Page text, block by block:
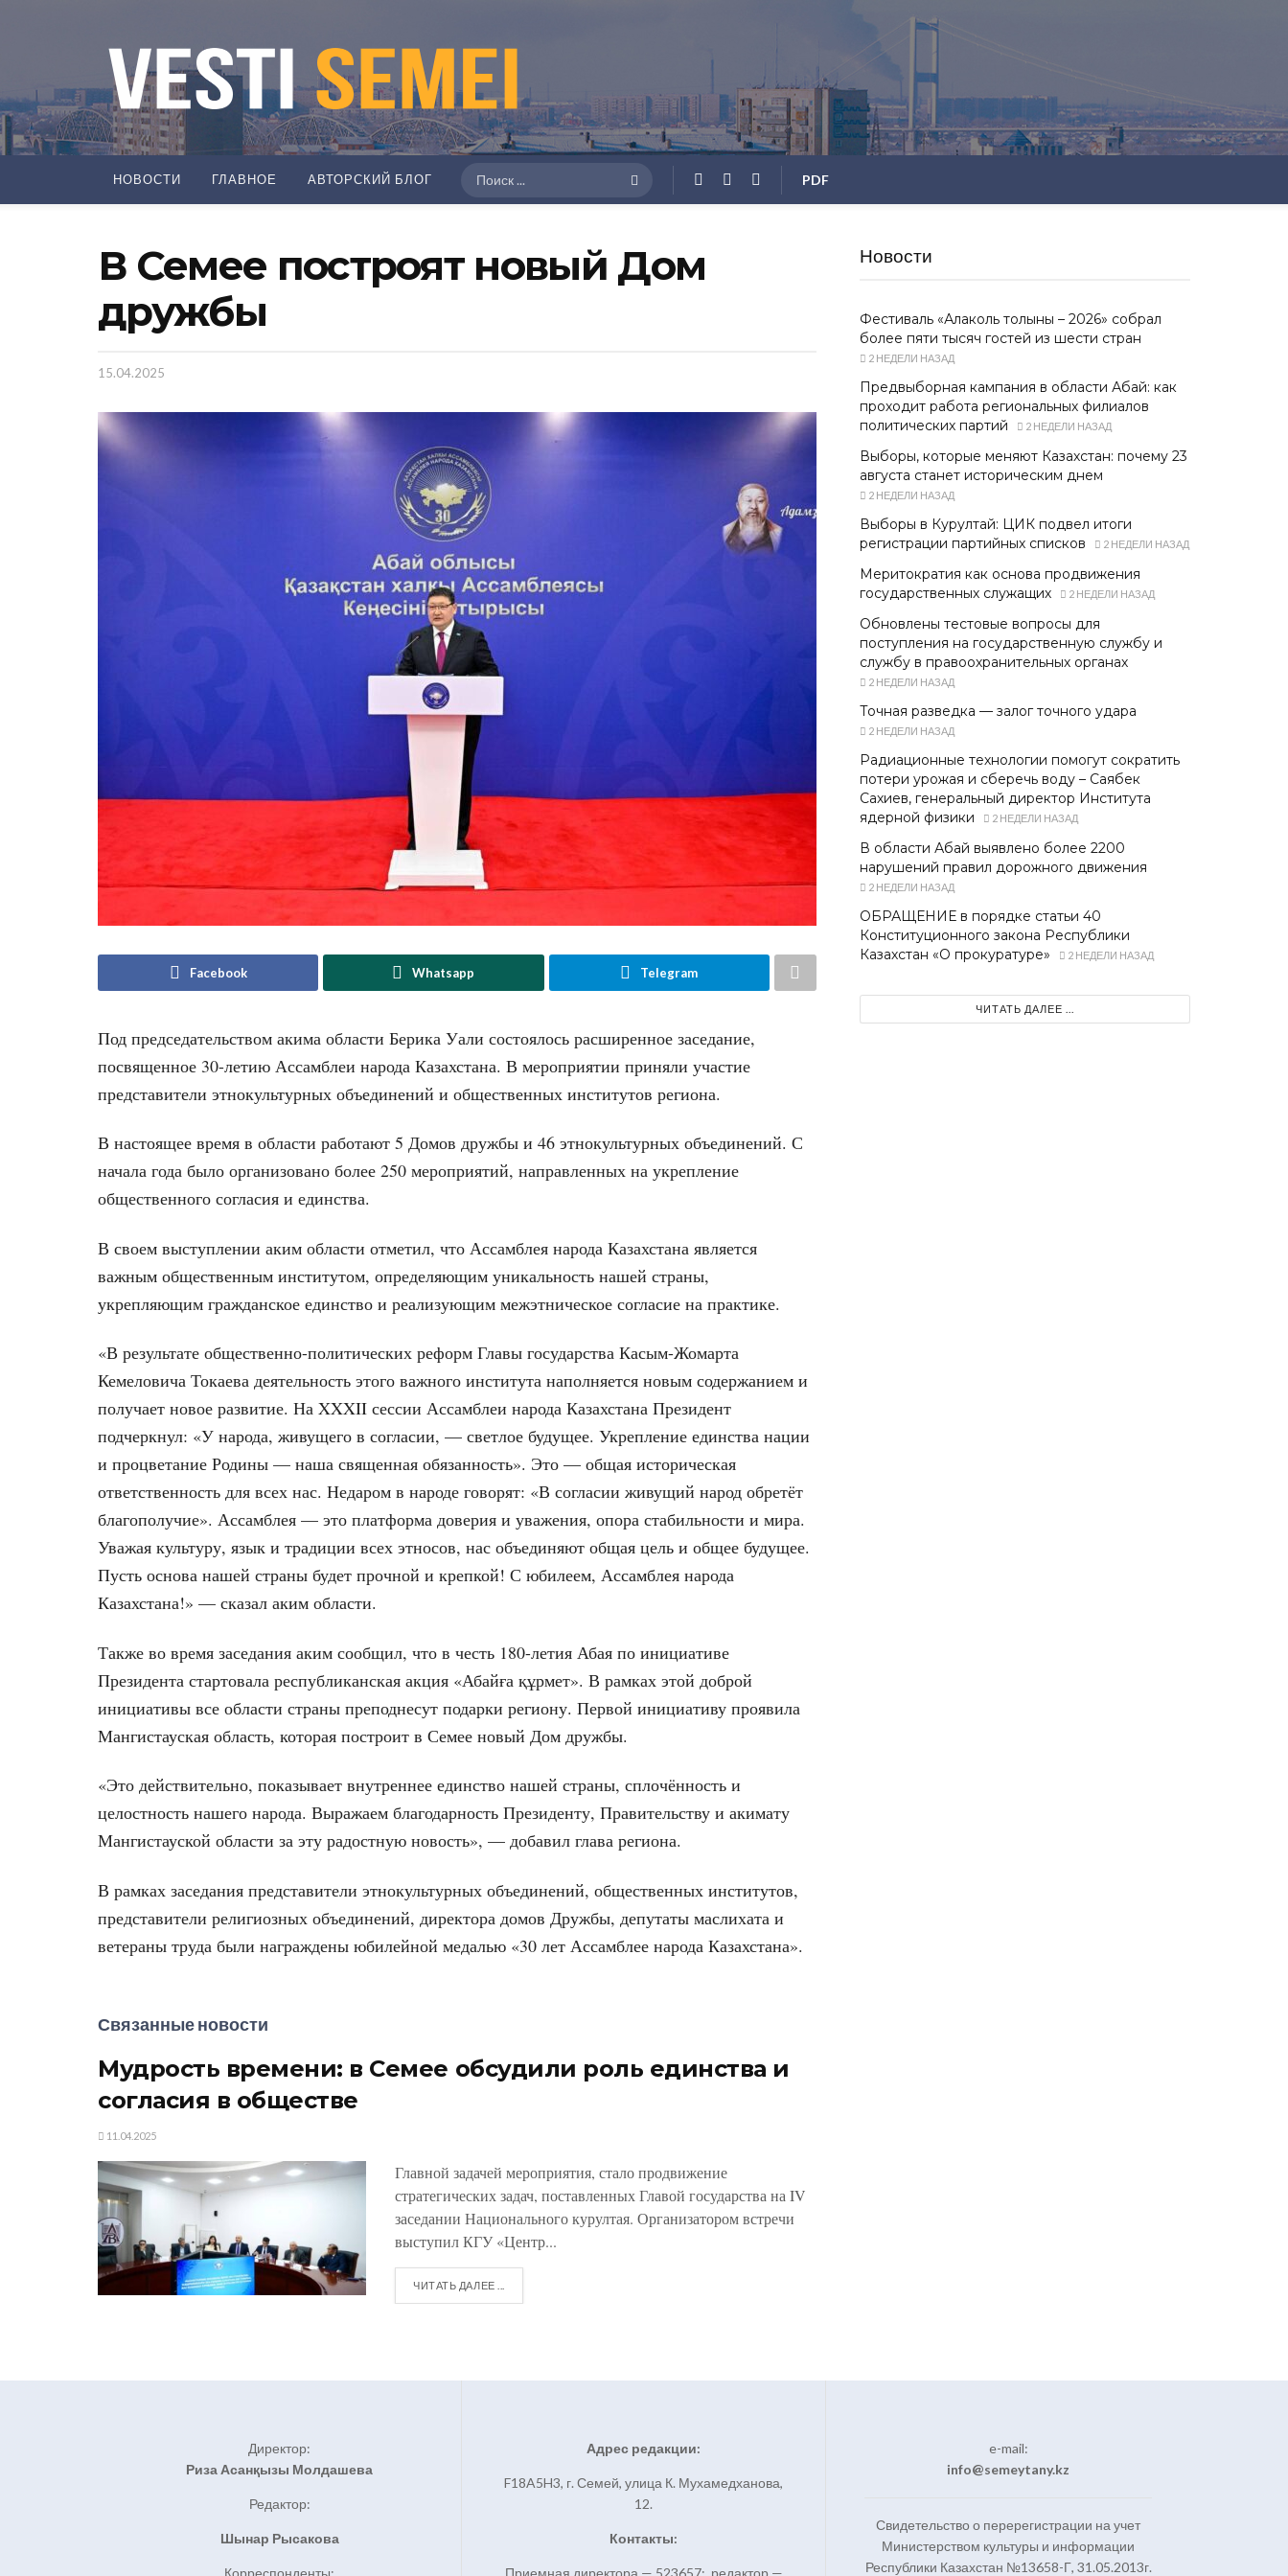
НОВОСТИ ГЛАВНОЕ АВТОРСКИЙ БЛОГ PDF
В Семее построят новый Дом
дружбы
15.04.2025
Facebook Whatsapp Telegram
Под председательством акима области Берика Уали состоялось расширенное заседание,
посвященное 30-летию Ассамблеи народа Казахстана. В мероприятии приняли участие
представители этнокультурных объединений и общественных институтов региона.
В настоящее время в области работают 5 Домов дружбы и 46 этнокультурных объединений. С
начала года было организовано более 250 мероприятий, направленных на укрепление
общественного согласия и единства.
В своем выступлении аким области отметил, что Ассамблея народа Казахстана является
важным общественным институтом, определяющим уникальность нашей страны,
укрепляющим гражданское единство и реализующим межэтническое согласие на практике.
«В результате общественно-политических реформ Главы государства Касым-Жомарта
Кемеловича Токаева деятельность этого важного института наполняется новым содержанием и
получает новое развитие. На XXXII сессии Ассамблеи народа Казахстана Президент
подчеркнул: «У народа, живущего в согласии, — светлое будущее. Укрепление единства нации
и процветание Родины — наша священная обязанность». Это — общая историческая
ответственность для всех нас. Недаром в народе говорят: «В согласии живущий народ обретёт
благополучие». Ассамблея — это платформа доверия и уважения, опора стабильности и мира.
Уважая культуру, язык и традиции всех этносов, нас объединяют общая цель и общее будущее.
Пусть основа нашей страны будет прочной и крепкой! С юбилеем, Ассамблея народа
Казахстана!» — сказал аким области.
Также во время заседания аким сообщил, что в честь 180-летия Абая по инициативе
Президента стартовала республиканская акция «Абайға құрмет». В рамках этой доброй
инициативы все области страны преподнесут подарки региону. Первой инициативу проявила
Мангистауская область, которая построит в Семее новый Дом дружбы.
«Это действительно, показывает внутреннее единство нашей страны, сплочённость и
целостность нашего народа. Выражаем благодарность Президенту, Правительству и акимату
Мангистауской области за эту радостную новость», — добавил глава региона.
В рамках заседания представители этнокультурных объединений, общественных институтов,
представители религиозных объединений, директора домов Дружбы, депутаты маслихата и
ветераны труда были награждены юбилейной медалью «30 лет Ассамблее народа Казахстана».
Связанные новости
Мудрость времени: в Семее обсудили роль единства и
согласия в обществе
11.04.2025
Главной задачей мероприятия, стало продвижение
стратегических задач, поставленных Главой государства на IV
заседании Национального курултая. Организатором встречи
выступил КГУ «Центр...
ЧИТАТЬ ДАЛЕЕ ...
Новости
Фестиваль «Алаколь толқыны – 2026» собрал
более пяти тысяч гостей из шести стран
2 НЕДЕЛИ НАЗАД
Предвыборная кампания в области Абай: как
проходит работа региональных филиалов
политических партий
2 НЕДЕЛИ НАЗАД
Выборы, которые меняют Казахстан: почему 23
августа станет историческим днем
2 НЕДЕЛИ НАЗАД
Выборы в Курултай: ЦИК подвел итоги
регистрации партийных списков
2 НЕДЕЛИ НАЗАД
Меритократия как основа продвижения
государственных служащих
2 НЕДЕЛИ НАЗАД
Обновлены тестовые вопросы для
поступления на государственную службу и
службу в правоохранительных органах
2 НЕДЕЛИ НАЗАД
Точная разведка — залог точного удара
2 НЕДЕЛИ НАЗАД
Радиационные технологии помогут сократить
потери урожая и сберечь воду – Саябек
Сахиев, генеральный директор Института
ядерной физики
2 НЕДЕЛИ НАЗАД
В области Абай выявлено более 2200
нарушений правил дорожного движения
2 НЕДЕЛИ НАЗАД
ОБРАЩЕНИЕ в порядке статьи 40
Конституционного закона Республики
Казахстан «О прокуратуре»
2 НЕДЕЛИ НАЗАД
ЧИТАТЬ ДАЛЕЕ ...
Директор:
Риза Асанқызы Молдашева
Редактор:
Шынар Рысакова
Адрес редакции:
F18A5H3, г. Семей, улица К. Мухамедханова,
12.
Контакты:
e-mail:
info@semeytany.kz
Свидетельство о перерегистрации на учет
Министерством культуры и информации
Республики Казахстан №13658-Г, 31.05.2013г.